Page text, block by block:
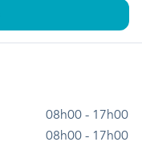
08h00 - 17h00
08h00 - 17h00